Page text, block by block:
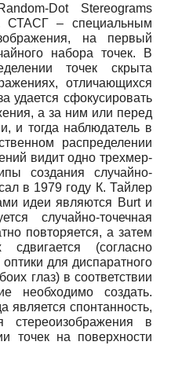
Dot Stereograms
СТАСГ – специаль­ным
на первый
набора точек. В
точек скрыта
отличающихся
удается сфокусировать
а за ним или перед
и тогда наблюдатель в
распределении
видит одно трехмер­
создания случайно-
в 1979 году К. Тайлер
идеи являются Burt и
случайно-точечная
повторяется, а затем
(согласно
для диспаратного
глаз) в соответствии
необходимо создать.
является спонтанность,
стереоизо­бражения в
точек на поверхности